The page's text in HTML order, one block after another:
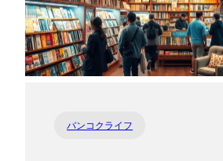
バンコクライフ